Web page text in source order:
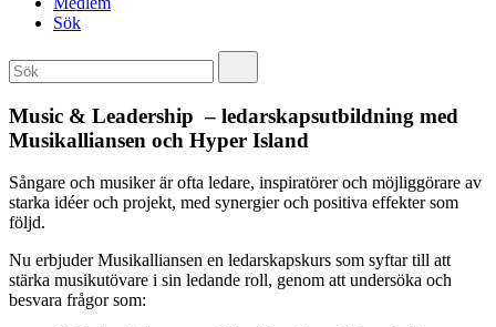
Sök
Music & Leadership – ledarskapsutbildning med
Musikalliansen och Hyper Island
Sångare och musiker är ofta ledare, inspiratörer och möjliggörare av
starka idéer och projekt, med synergier och positiva effekter som
följd.
Nu erbjuder Musikalliansen en ledarskapskurs som syftar till att
stärka musikutövare i sin ledande roll, genom att undersöka och
besvara frågor som: